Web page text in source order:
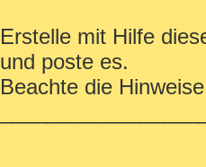
Erstelle mit Hilfe
und poste es.
Beachte die